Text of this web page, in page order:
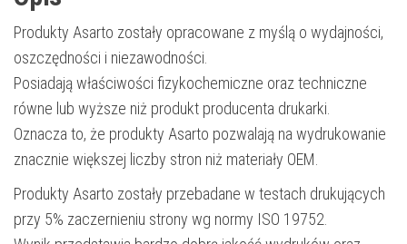
Produkty Asarto zostały opracowane z myślą o wydajności,
oszczędności i niezawodności.
Posiadają właściwości fizykochemiczne oraz techniczne
równe lub wyższe niż produkt producenta drukarki.
Oznacza to, że produkty Asarto pozwalają na wydrukowanie
znacznie większej liczby stron niż materiały OEM.
Produkty Asarto zostały przebadane w testach drukujących
przy 5% zaczernieniu strony wg normy ISO 19752.